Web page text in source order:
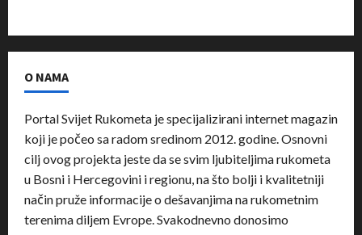
O NAMA
Portal Svijet Rukometa je specijalizirani internet magazin
koji je počeo sa radom sredinom 2012. godine. Osnovni
cilj ovog projekta jeste da se svim ljubiteljima rukometa
u Bosni i Hercegovini i regionu, na što bolji i kvalitetniji
način pruže informacije o dešavanjima na rukometnim
terenima diljem Evrope. Svakodnevno donosimo